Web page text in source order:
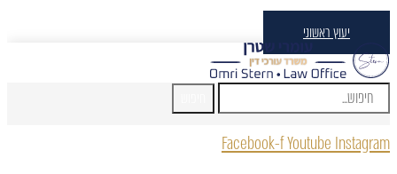
יעוץ ראשוני
Facebook-fYoutube Instagram